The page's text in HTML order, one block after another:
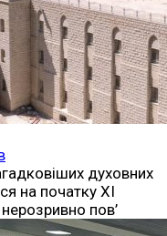
духовних
на початку XI
нерозривно пов’